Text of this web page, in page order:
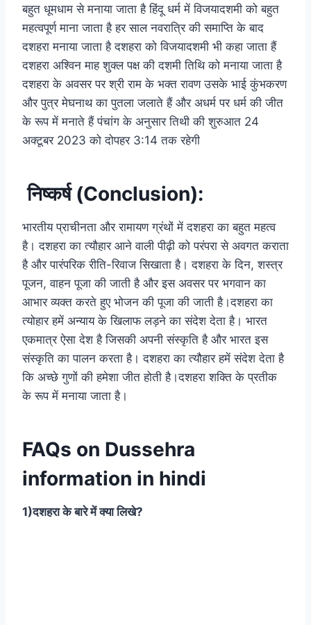
बहुत धूमधाम से मनाया जाता है हिंदू धर्म में विजयादशमी को बहुत
महत्वपूर्ण माना जाता है हर साल नवरात्रि की समाप्ति के बाद
दशहरा मनाया जाता है दशहरा को विजयादशमी भी कहा जाता हैं
दशहरा अश्विन माह शुक्ल पक्ष की दशमी तिथि को मनाया जाता है
दशहरा के अवसर पर श्री राम के भक्त रावण उसके भाई कुंभकरण
और पुत्र मेघनाथ का पुतला जलाते हैं और अधर्म पर धर्म की जीत
के रूप में मनाते हैं पंचांग के अनुसार तिथी की शुरुआत 24
अक्टूबर 2023 को दोपहर 3:14 तक रहेगी
निष्कर्ष (Conclusion):
भारतीय प्राचीनता और रामायण ग्रंथों में दशहरा का बहुत महत्व
है। दशहरा का त्यौहार आने वाली पीढ़ी को परंपरा से अवगत कराता
है और पारंपरिक रीति-रिवाज सिखाता है। दशहरा के दिन, शस्त्र
पूजन, वाहन पूजा की जाती है और इस अवसर पर भगवान का
आभार व्यक्त करते हुए भोजन की पूजा की जाती है।दशहरा का
त्योहार हमें अन्याय के खिलाफ लड़ने का संदेश देता है। भारत
एकमात्र ऐसा देश है जिसकी अपनी संस्कृति है और भारत इस
संस्कृति का पालन करता है। दशहरा का त्यौहार हमें संदेश देता है
कि अच्छे गुणों की हमेशा जीत होती है।दशहरा शक्ति के प्रतीक
के रूप में मनाया जाता है।
FAQs on Dussehra
information in hindi
1)दशहरा के बारे में क्या लिखे?